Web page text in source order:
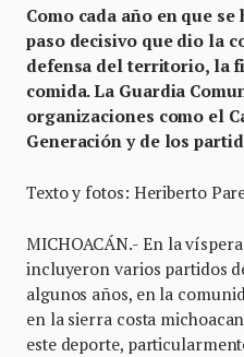
Como cada año en que
paso decisivo que dio la
defensa del territorio, la
comida. La Guardia
organizaciones como el
Generación y de los
Texto y fotos: Heriberto
MICHOACÁN.- En la
incluyeron varios partidos
algunos años, en la
en la sierra costa
este deporte,